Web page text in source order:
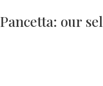
Pancetta: our